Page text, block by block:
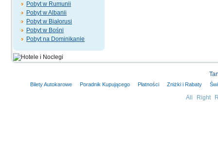
Pobyt w Rumunii
Pobyt w Albanii
Pobyt w Białorusi
Pobyt w Bośni
Pobyt na Dominikanie
Bilety Autokarowe Poradnik Kupującego Płatności Zniżki i Rabaty
All Right